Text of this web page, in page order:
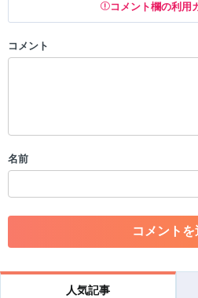
コメント欄の利用
以下の書き込みを禁止とし、場合によ
・一度削除された投稿を再び投稿
・アカウントの売買など金銭が絡
・各ゲームのネタバレを含む内容
・その他、管理者が不適切と判断
だけますでしょうか。
コメント
名前
人気記事